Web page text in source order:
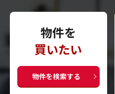
物件を
買いたい
物件を検索する